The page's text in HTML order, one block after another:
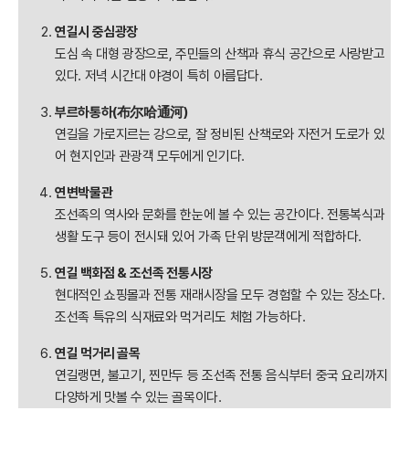
연길시 중심광장
도심 속 대형 광장으로, 주민들의 산책과 휴식 공간으로 사랑받고
있다. 저녁 시간대 야경이 특히 아름답다.
부르하통하(布尔哈通河)
연길을 가로지르는 강으로, 잘 정비된 산책로와 자전거 도로가 있
어 현지인과 관광객 모두에게 인기다.
연변박물관
조선족의 역사와 문화를 한눈에 볼 수 있는 공간이다. 전통복식과
생활 도구 등이 전시돼 있어 가족 단위 방문객에게 적합하다.
연길 백화점 & 조선족 전통시장
현대적인 쇼핑몰과 전통 재래시장을 모두 경험할 수 있는 장소다.
조선족 특유의 식재료와 먹거리도 체험 가능하다.
연길 먹거리 골목
연길랭면, 불고기, 찐만두 등 조선족 전통 음식부터 중국 요리까지
다양하게 맛볼 수 있는 골목이다.